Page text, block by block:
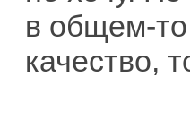
в общем-
качество,